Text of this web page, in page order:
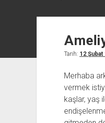
Tarih: 12 Şubat
Merhaba
vermek
kaşlar, yaş